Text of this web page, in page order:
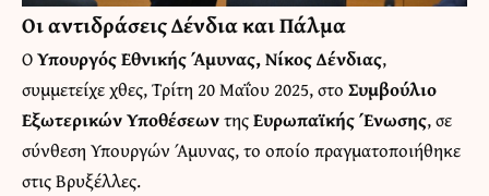
Οι αντιδράσεις Δένδιακαι Πάλμα
ΟΥπουργός Εθνικής Άμυνας,Νίκος Δένδιας,
συμμετείχε χθες, Τρίτη 20 Μαΐου 2025, στο Συμβούλιο
Εξωτερικών ΥποθέσεωντηςΕυρωπαϊκής Ένωσης, σε
σύνθεση Υπουργών Άμυνας, το οποίο πραγματοποιήθηκε
στις Βρυξέλλες.